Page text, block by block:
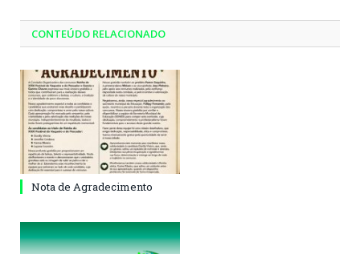
CONTEÚDO RELACIONADO
Nota de Agradecimento